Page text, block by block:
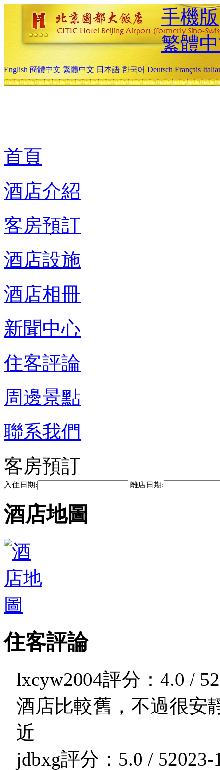
手機版
繁體
English 簡體中文 繁體中文 日本語 한국어 Deutsch Français
首頁
酒店介紹
客房預訂
酒店設施
酒店相冊
新聞中心
住客評論
周邊景點
聯系我們
客房預訂
入住日期: 離店日期:
酒店地圖
住客評論
lxcyw2004評分：4.0 / 5
酒店比較舊，不過很安
近
jdbxg評分：5.0 / 52023-